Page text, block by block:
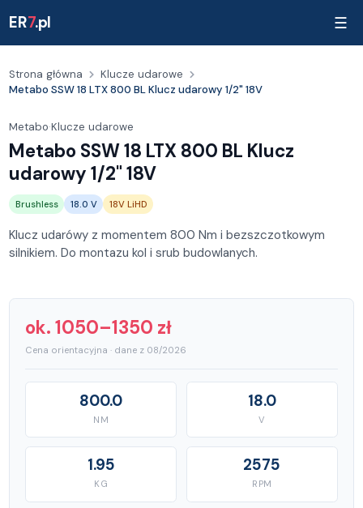
ER7.pl ☰
Strona główna
Klucze udarowe
Metabo SSW 18 LTX 800 BL Klucz udarowy 1/2" 18V
Metabo·Klucze udarowe
Metabo SSW 18 LTX 800 BL Klucz
udarowy 1/2" 18V
Brushless 18.0 V 18V LiHD
Klucz udarówy z momentem 800 Nm i bezszczotkowym
silnikiem. Do montazu kol i srub budowlanych.
ok. 1050–1350 zł
Cena orientacyjna · dane z 08/2026
800.0
NM
18.0
V
1.95
KG
2575
RPM